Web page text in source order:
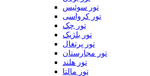
تور سوئیس
تور کرواسی
تور چک
تور بلژیک
تور پرتغال
تور مجارستان
تور هلند
تور مالتا